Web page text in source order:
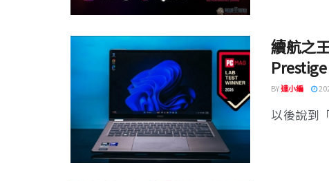
續航之
BY達小編
以後說到